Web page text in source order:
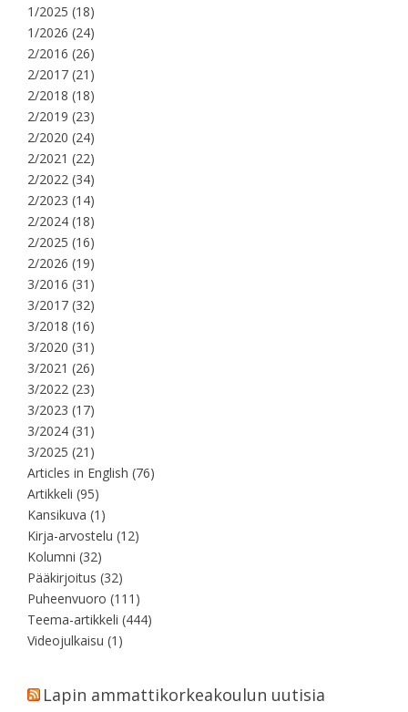
1/2025 (18)
1/2026 (24)
2/2016 (26)
2/2017 (21)
2/2018 (18)
2/2019 (23)
2/2020 (24)
2/2021 (22)
2/2022 (34)
2/2023 (14)
2/2024 (18)
2/2025 (16)
2/2026 (19)
3/2016 (31)
3/2017 (32)
3/2018 (16)
3/2020 (31)
3/2021 (26)
3/2022 (23)
3/2023 (17)
3/2024 (31)
3/2025 (21)
Articles in English (76)
Artikkeli (95)
Kansikuva (1)
Kirja-arvostelu (12)
Kolumni (32)
Pääkirjoitus (32)
Puheenvuoro (111)
Teema-artikkeli (444)
Videojulkaisu (1)
Lapin ammattikorkeakoulun uutisia